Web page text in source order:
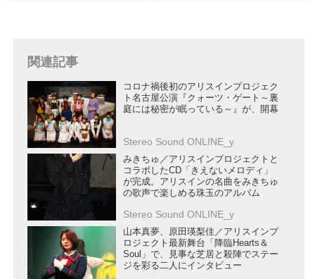
関連記事
コロナ禍後初のアリスインプロジェク
ト名古屋公演『クォーツ・ゲート～裏
庭には秘密が眠っている～』が、開幕
Stereo Sound ONLINE_y
みきちゅ／アリスインプロジェクトと
コラボしたCD「きえないメロディ」
が完成。アリスインの名曲をみきちゅ
の歌声で楽しめる珠玉のアルバム
Stereo Sound ONLINE_y
山本真夢、原田瑛梨佳／アリスインプ
ロジェクト最新舞台「降臨Hearts＆
Soul」で、見事な芝居と殺陣でステー
ジを彩る二人にインタビュー